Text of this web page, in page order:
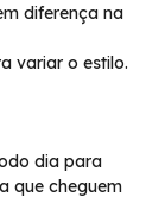
diferença na
variar o estilo.
dia para
que cheguem